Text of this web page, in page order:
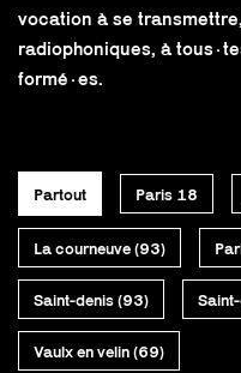
vocation à se
radiophoniques, à
formé·es.
Partout Paris 18
La courneuve (93)
Saint-denis (93)
Vaulx en velin (69)